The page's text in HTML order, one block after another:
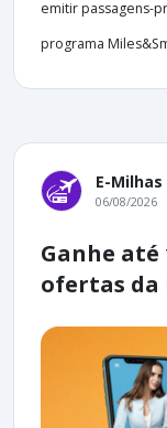
emitir passagens-
programa
E-Milhas
06/08/2026
Ganhe até
ofertas da